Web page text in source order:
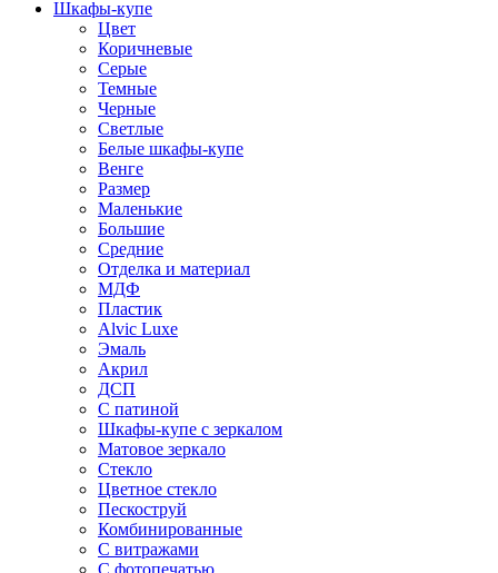
Шкафы-купе
Цвет
Коричневые
Серые
Темные
Черные
Светлые
Белые шкафы-купе
Венге
Размер
Маленькие
Большие
Средние
Отделка и материал
МДФ
Пластик
Alvic Luxe
Эмаль
Акрил
ДСП
С патиной
Шкафы-купе с зеркалом
Матовое зеркало
Стекло
Цветное стекло
Пескоструй
Комбинированные
С витражами
С фотопечатью